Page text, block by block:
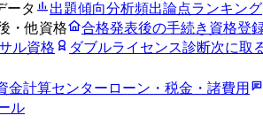
ータ 出題傾向分析頻出論点ランキング
・他資格 合格発表後の手続き 資格登
ル資格 ダブルライセンス診断次に取
金計算センター ローン・税金・諸費用
ル